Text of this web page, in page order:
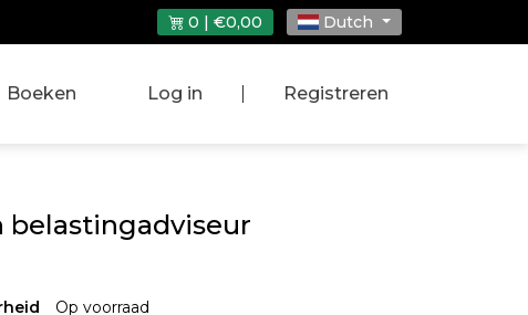
0 | €0,00 Dutch
Boeken Log in Registreren
belastingadviseur
Op voorraad